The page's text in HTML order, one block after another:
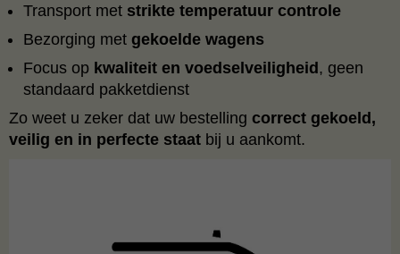
Transport met strikte temperatuur controle
Bezorging met gekoelde wagens
Focus op kwaliteit en voedselveiligheid, geen
standaard pakketdienst
Zo weet u zeker dat uw bestelling correct gekoeld,
veilig en in perfecte staat bij u aankomt.